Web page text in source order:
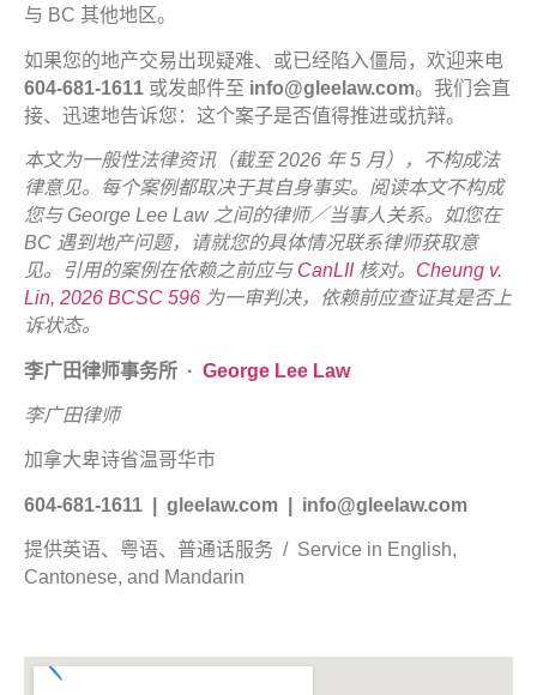
与 BC 其他地区。
如果您的地产交易出现疑难、或已经陷入僵局，欢迎来电
604-681-1611 或发邮件至 info@gleelaw.com。我们会直
接、迅速地告诉您：这个案子是否值得推进或抗辩。
本文为一般性法律资讯（截至2026 年5 月），不构成法
律意见。每个案例都取决于其自身事实。阅读本文不构成
您与George Lee Law 之间的律师／当事人关系。如您在
BC 遇到地产问题，请就您的具体情况联系律师获取意
见。引用的案例在依赖之前应与 CanLII 核对。 Cheung v.
Lin, 2026 BCSC 596 为一审判决，依赖前应查证其是否上
诉状态。
李广田律师事务所 · George Lee Law
李广田律师
加拿大卑诗省温哥华市
604-681-1611 | gleelaw.com | info@gleelaw.com
提供英语、粤语、普通话服务 / Service in English,
Cantonese, and Mandarin